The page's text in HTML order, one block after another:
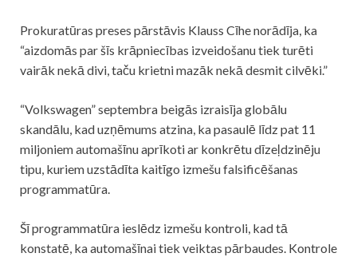
Prokuratūras preses pārstāvis Klauss Cīhe norādīja, ka
“aizdomās par šīs krāpniecības izveidošanu tiek turēti
vairāk nekā divi, taču krietni mazāk nekā desmit cilvēki.”
“Volkswagen” septembra beigās izraisīja globālu
skandālu, kad uzņēmums atzina, ka pasaulē līdz pat 11
miljoniem automašīnu aprīkoti ar konkrētu dīzeļdzinēju
tipu, kuriem uzstādīta kaitīgo izmešu falsificēšanas
programmatūra.
Šī programmatūra ieslēdz izmešu kontroli, kad tā
konstatē, ka automašīnai tiek veiktas pārbaudes. Kontrole